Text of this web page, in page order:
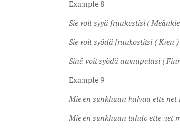
Example 8
Sie voit syyä fruukostisi (
Sie voit syöđä fruukostitsi ( Kven )
Sinä voit syödä aamupalasi (
Example 9
Mie en sunkhaan halvaa ette net
Mie en sunkhaan tahđo ette net